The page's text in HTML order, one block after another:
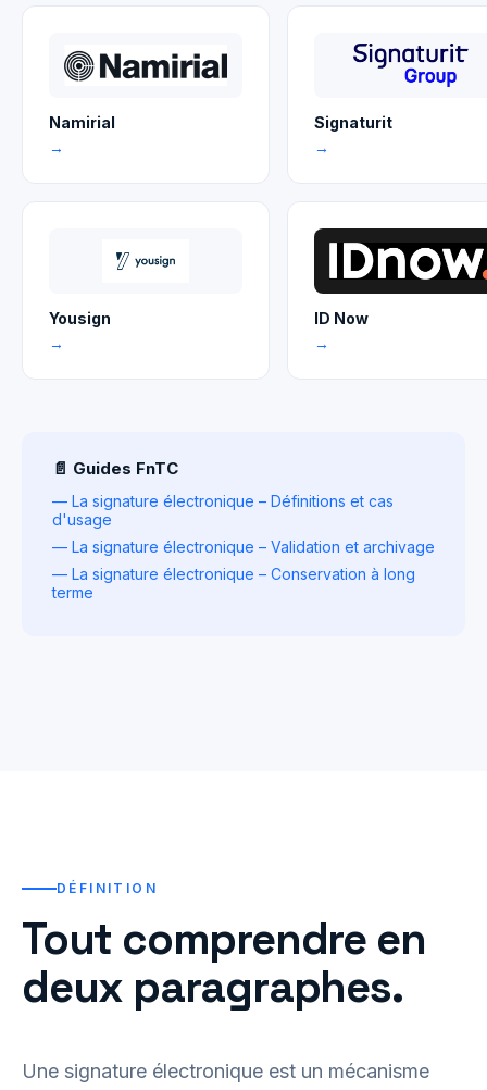
Namirial
→
Signaturit
→
Yousign
→
ID Now
→
📄 Guides FnTC
— La signature électronique – Définitions et cas
d'usage
— La signature électronique – Validation et archivage
— La signature électronique – Conservation à long
terme
DÉFINITION
Tout comprendre en
deux paragraphes.
Une signature électronique est un mécanisme